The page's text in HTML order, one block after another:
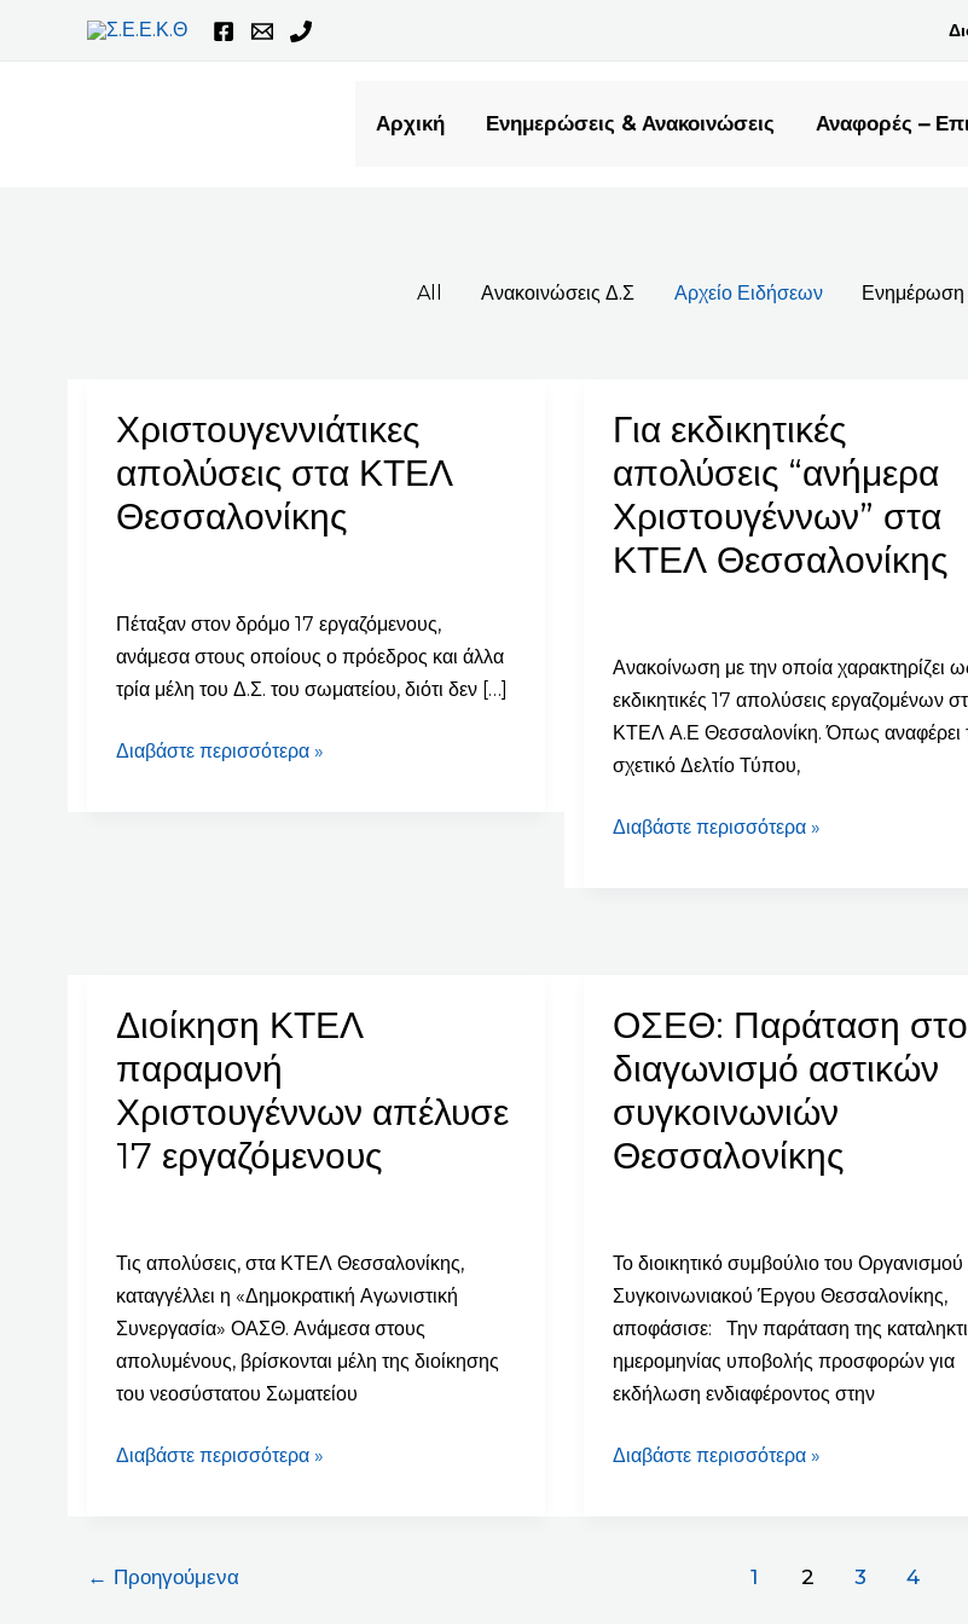
Αρχική Ενημερώσεις & Ανακοινώσεις Αναφορές –
All Ανακοινώσεις Δ.Σ Αρχείο Ειδήσεων
Χριστουγεννιάτικες
απολύσεις στα ΚΤΕΛ
Θεσσαλονίκης
Πέταξαν στον δρόμο 17 εργαζόμενους,
ανάμεσα στους οποίους ο πρόεδρος και άλλα
τρία μέλη του Δ.Σ. του σωματείου, διότι δεν […]
Χριστουγεννιάτικες
απολύσεις
στα
ΚΤΕΛ
Διαβάστε περισσότερα »
Για εκδικητικές
απολύσεις “ανήμερα
Χριστουγέννων” στα
ΚΤΕΛ Θεσσαλονίκης
Ανακοίνωση με την οποία χαρακτηρίζει
εκδικητικές 17 απολύσεις εργαζομένων
ΚΤΕΛ Α.Ε Θεσσαλονίκη. Όπως αναφέρει
σχετικό Δελτίο Τύπου,
Για
εκδικητικές
απολύσεις
“ανήμερα
Χριστουγέννων”
Διαβάστε περισσότερα »
Διοίκηση ΚΤΕΛ
παραμονή
Χριστουγέννων απέλυσε
17 εργαζόμενους
Τις απολύσεις, στα ΚΤΕΛ Θεσσαλονίκης,
καταγγέλλει η «Δημοκρατική Αγωνιστική
Συνεργασία» ΟΑΣΘ. Ανάμεσα στους
απολυμένους, βρίσκονται μέλη της διοίκησης
του νεοσύστατου Σωματείου
Διοίκηση
παραμονή
Χριστουγέννων
απέλυσε
Διαβάστε περισσότερα »
ΟΣΕΘ: Παράταση στο
διαγωνισμό αστικών
συγκοινωνιών
Θεσσαλονίκης
Το διοικητικό συμβούλιο του Οργανισμού
Συγκοινωνιακού Έργου Θεσσαλονίκης,
αποφάσισε: Την παράταση της
ημερομηνίας υποβολής προσφορών για
εκδήλωση ενδιαφέροντος στην
ΟΣΕΘ:
Παράταση
στο
διαγωνισμό
αστικών
Διαβάστε περισσότερα »
Post
pagination
← Προηγούμενα 1 2 3 4